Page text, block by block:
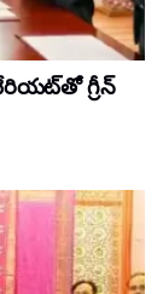
గ్రీన్